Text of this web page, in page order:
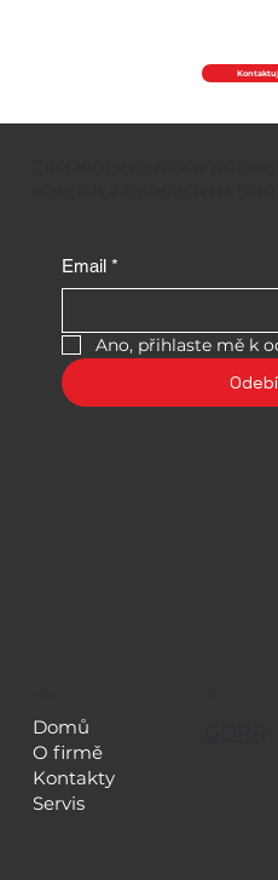
Email *
Ano, přihlaste mě k
Domů
O firmě
Kontakty
Servis